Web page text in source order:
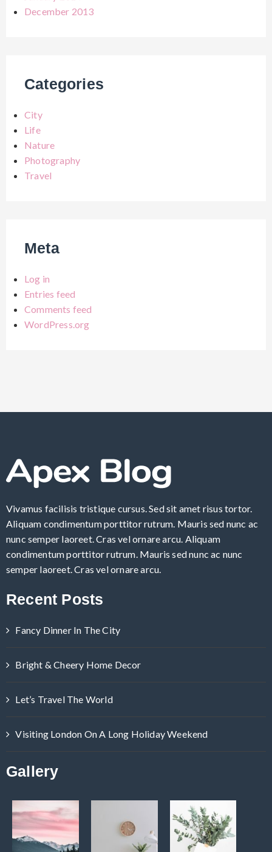
December 2013
Categories
City
Life
Nature
Photography
Travel
Meta
Log in
Entries feed
Comments feed
WordPress.org
Vivamus facilisis tristique cursus. Sed sit amet risus tortor.
Aliquam condimentum porttitor rutrum. Mauris sed nunc ac
nunc semper laoreet. Cras vel ornare arcu. Aliquam
condimentum porttitor rutrum. Mauris sed nunc ac nunc
semper laoreet. Cras vel ornare arcu.
Recent Posts
Fancy Dinner In The City
Bright & Cheery Home Decor
Let’s Travel The World
Visiting London On A Long Holiday Weekend
Gallery